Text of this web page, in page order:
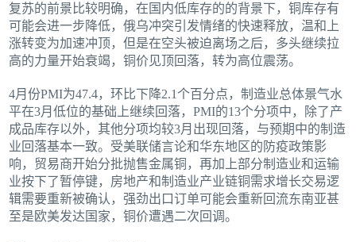
复苏的前景比较明确，在国内低库存的的背景下，铜库存有
可能会进一步降低，俄乌冲突引发情绪的快速释放，温和上
涨转变为加速冲顶，但是在空头被迫离场之后，多头继续拉
高的力量开始衰竭，铜价见顶回落，转为高位震荡。
4月份PMI为47.4，环比下降2.1个百分点，制造业总体景气水
平在3月低位的基础上继续回落，PMI的13个分项中，除了产
成品库存以外，其他分项均较3月出现回落，与预期中的制造
业回落基本一致。受美联储言论和华东地区的防疫政策影
响，贸易商开始分批抛售金属铜，再加上部分制造业和运输
业按下了暂停键，房地产和制造业产业链铜需求增长交易逻
辑需要重新被确认，强劲出口订单可能会重新回流东南亚甚
至是欧美发达国家，铜价遭遇二次回调。